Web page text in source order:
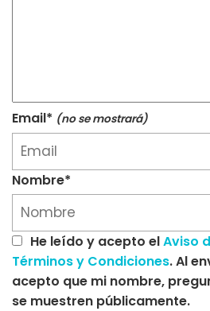
Email* (no se mostrará)
Nombre*
He leído y acepto elAviso
Términos y Condiciones. Al
acepto que mi nombre,
se muestren públicamente.